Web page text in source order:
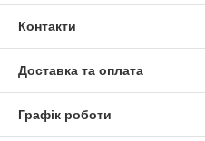
Контакти
Доставка та оплата
Графік роботи